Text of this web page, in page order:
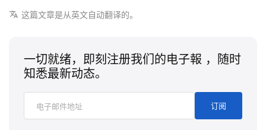
这篇文章是从英文自动翻译的。
一切就绪，即刻注册我们的电子報 ，随时
知悉最新动态。
订阅